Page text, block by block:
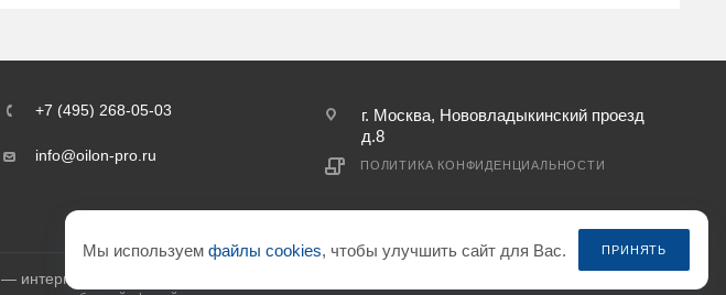
+7 (495) 268-05-03
info@oilon-pro.ru
г. Москва, Нововладыкинский проезд
д.8
ПОЛИТИКА КОНФИДЕНЦИАЛЬНОСТИ
интернет-магазин
Мы используемфайлы cookies, чтобы улучшить сайт для Вас. ПРИНЯТЬ